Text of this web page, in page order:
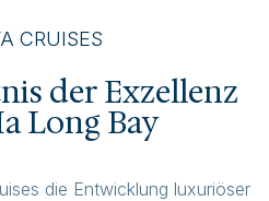
CRUISES
der Exzellenz
Long Bay
die Entwicklung luxuriöser